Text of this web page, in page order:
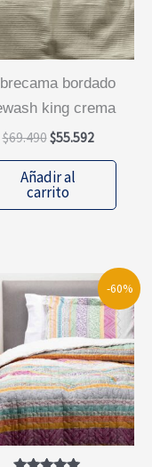
king crema
$69.490El
original
era:
$55.592El
actual
$55.592.
Añadir al
carrito
-60%